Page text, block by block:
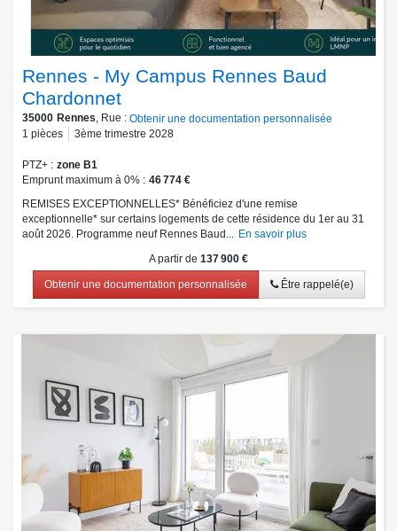
Rennes - My Campus Rennes Baud
Chardonnet
35000 Rennes, Rue : Obtenir une documentation personnalisée
1 pièces 3ème trimestre 2028
PTZ+
zone B1
Emprunt maximum à 0%
46 774 €
REMISES EXCEPTIONNELLES* Bénéficiez d'une remise
exceptionnelle* sur certains logements de cette résidence du 1er au 31
août 2026. Programme neuf Rennes Baud... En savoir plus
A partir de 137 900 €
Obtenir une documentation personnalisée Être rappelé(e)